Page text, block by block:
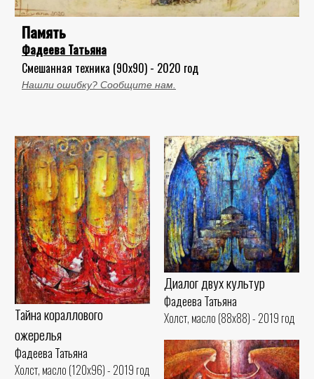
Память
Фадеева Татьяна
Смешанная техника (90x90) - 2020 год
Нашли ошибку? Сообщите нам.
Тайна кораллового
ожерелья
Фадеева Татьяна
Холст, масло (120x96) - 2019 год
Диалог двух культур
Фадеева Татьяна
Холст, масло (88x88) - 2019 год